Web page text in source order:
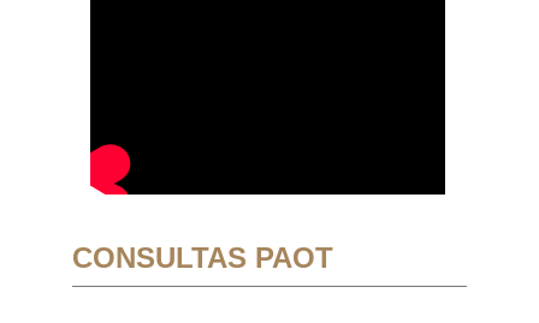
CONSULTAS PAOT